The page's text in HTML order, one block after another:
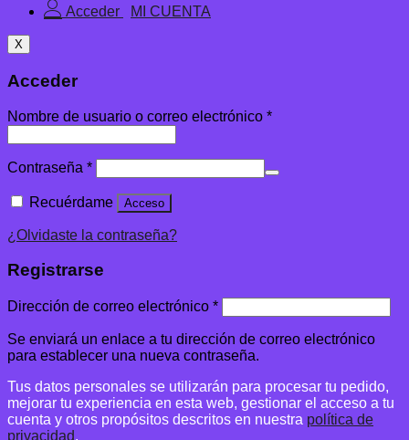
Acceder
X
Acceder
Nombre de usuario o correo electrónico *
Contraseña *
Recuérdame Acceso
¿Olvidaste la contraseña?
Registrarse
Dirección de correo electrónico *
Se enviará un enlace a tu dirección de correo electrónico
para establecer una nueva contraseña.
Tus datos personales se utilizarán para procesar tu pedido,
mejorar tu experiencia en esta web, gestionar el acceso a tu
cuenta y otros propósitos descritos en nuestra política de
privacidad.